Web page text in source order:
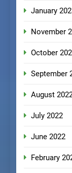
January
November
October
September
August
July 2022
June 2022
February